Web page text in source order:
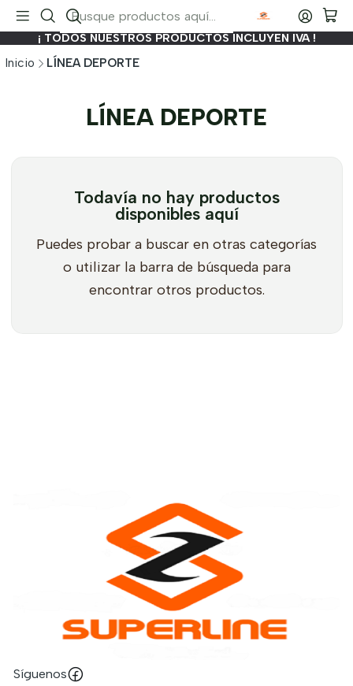
¡ TODOS NUESTROS PRODUCTOS INCLUYEN IVA !
Inicio LÍNEA DEPORTE
LÍNEA DEPORTE
Todavía no hay productos
disponibles aquí
Puedes probar a buscar en otras categorías
o utilizar la barra de búsqueda para
encontrar otros productos.
Síguenos